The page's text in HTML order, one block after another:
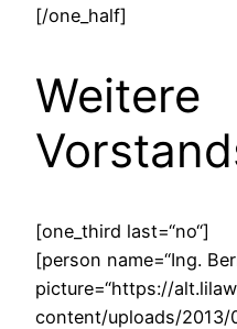
[/one_half]
Weitere
[one_third last=“no“]
[person name=“Ing.
picture=“https://
content/uploads/2013/